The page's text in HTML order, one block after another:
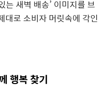
는 새벽 배송’ 이미지를 브
대로 소비자머릿속에 각인
행복찾기